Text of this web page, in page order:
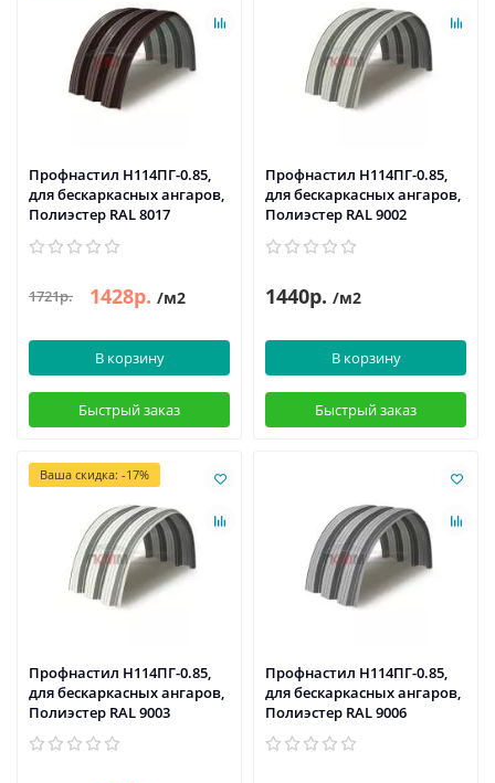
Профнастил H114ПГ-0.85,
для бескаркасных ангаров,
Полиэстер RAL 8017
1721р. 1428р. /м2
В корзину
Быстрый заказ
Профнастил H114ПГ-0.85,
для бескаркасных ангаров,
Полиэстер RAL 9002
1440р. /м2
В корзину
Быстрый заказ
Ваша скидка: -17%
Профнастил H114ПГ-0.85,
для бескаркасных ангаров,
Полиэстер RAL 9003
Профнастил H114ПГ-0.85,
для бескаркасных ангаров,
Полиэстер RAL 9006